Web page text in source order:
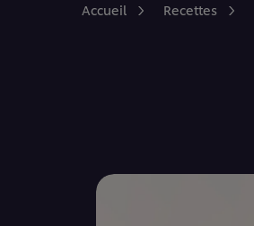
Accueil Recettes